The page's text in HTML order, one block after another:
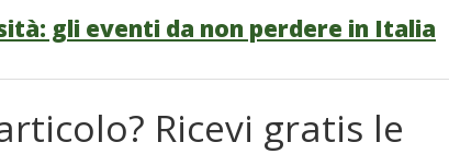
gli eventi da non perdere in Italia
Ricevi gratis le